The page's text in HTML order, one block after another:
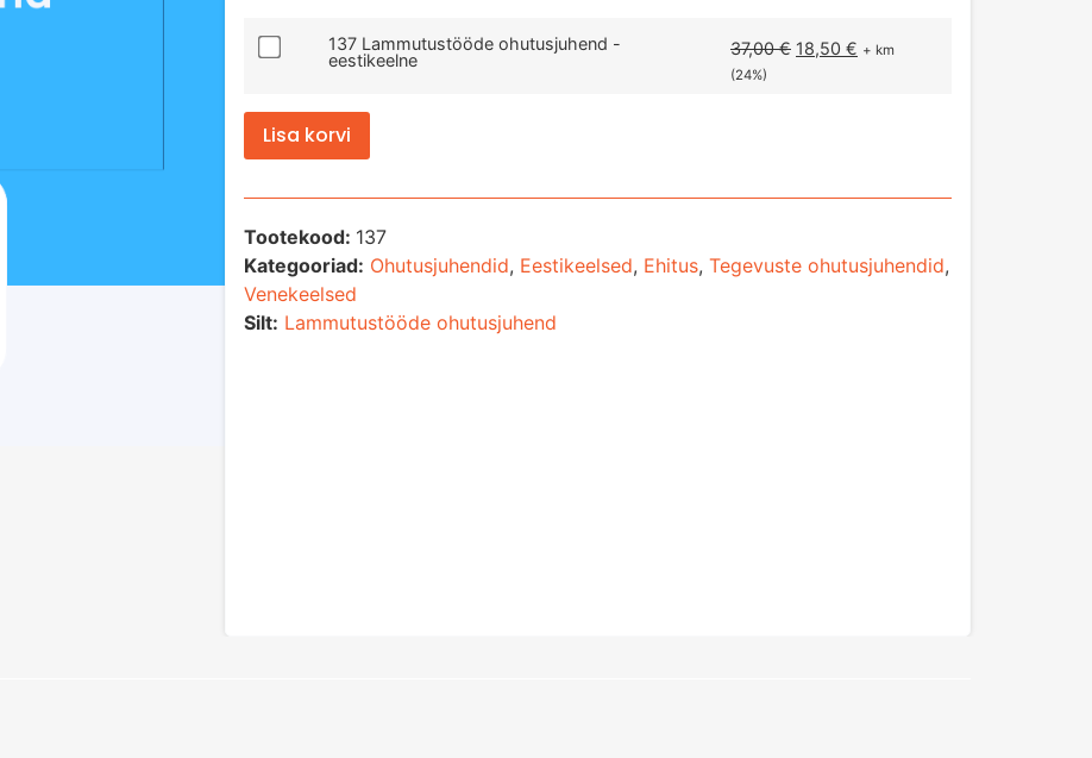
137 Lammutustööde ohutusjuhend -
eestikeelne
37,00€ 18,50 € + km
(24%)
Lisa korvi
Tootekood: 137
Kategooriad: Ohutusjuhendid, Eestikeelsed, Ehitus, Tegevuste ohutusjuhendid,
Venekeelsed
Silt: Lammutustööde ohutusjuhend